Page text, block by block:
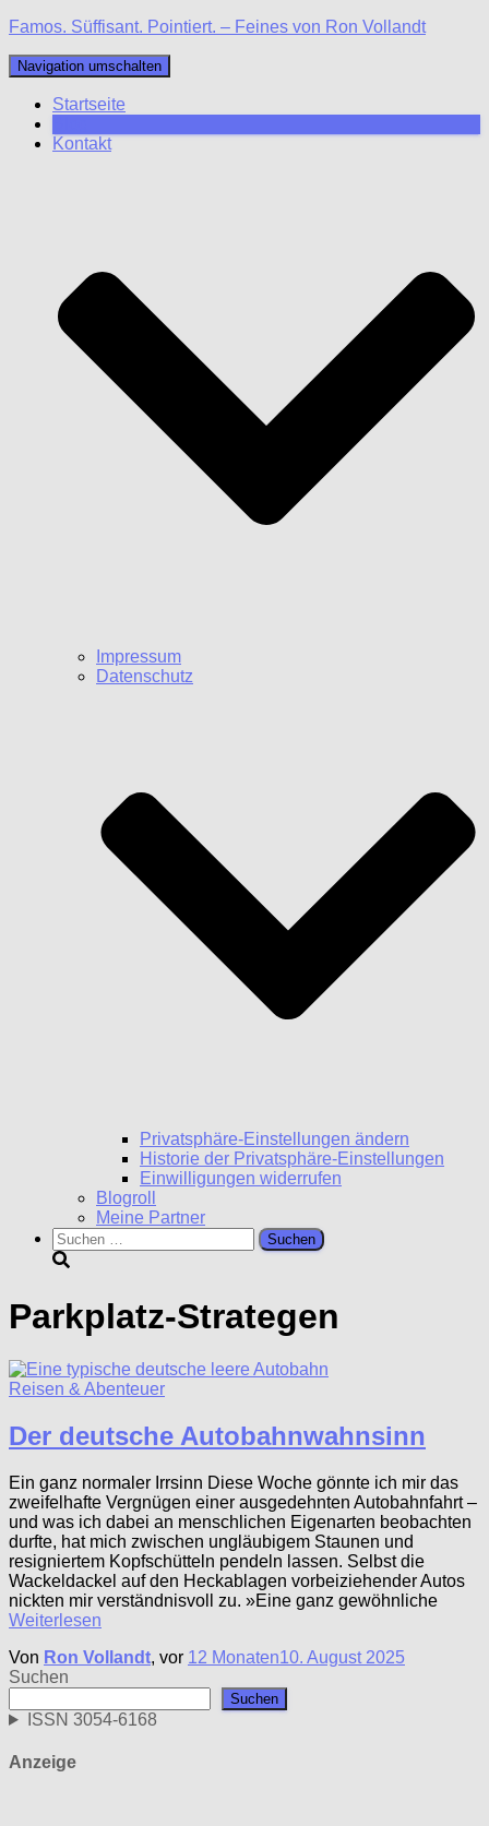
Famos. Süffisant. Pointiert. – Feines von Ron Vollandt
Navigation umschalten
Startseite
Kontakt
Impressum
Datenschutz
Privatsphäre-Einstellungen ändern
Historie der Privatsphäre-Einstellungen
Einwilligungen widerrufen
Blogroll
Meine Partner
Suchen
nach:
Parkplatz-Strategen
Reisen & Abenteuer
Der deutsche Autobahnwahnsinn
Ein ganz normaler Irrsinn Diese Woche gönnte ich mir das
zweifelhafte Vergnügen einer ausgedehnten Autobahnfahrt –
und was ich dabei an menschlichen Eigenarten beobachten
durfte, hat mich zwischen ungläubigem Staunen und
resigniertem Kopfschütteln pendeln lassen. Selbst die
Wackeldackel auf den Heckablagen vorbeiziehender Autos
nickten mir verständnisvoll zu. »Eine ganz gewöhnliche
Weiterlesen
Von Ron Vollandt, vor 12 Monaten10. August 2025
Suchen
Suchen
ISSN 3054-6168
Anzeige